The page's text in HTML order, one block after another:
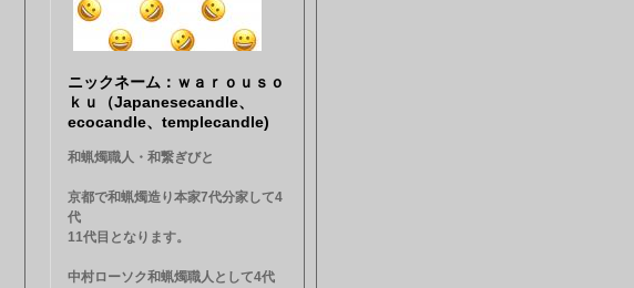
ニックネーム：ｗａｒｏｕｓｏ
ｋｕ（Japanesecandle、
ecocandle、templecandle)
和蝋燭職人・和繋ぎびと
京都で和蝋燭造り本家7代分家して4
代
11代目となります。
中村ローソク和蝋燭職人として4代